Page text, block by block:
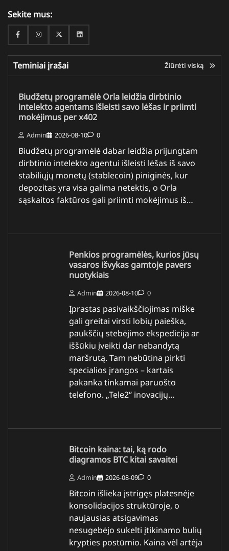
Sekite mus:
FacebookInstagramTwitterLinkedin
Teminiai įrašai Žiūrėti viską
Biudžetų programėlė Orla leidžia dirbtinio
intelekto agentams išleisti savo lėšas ir priimti
mokėjimus per x402
Admin 2026-08-10 0
Biudžetų programėlė dabar leidžia prijungtam
dirbtinio intelekto agentui išleisti lėšas iš savo
stabiliųjų monetų (stablecoin) piniginės, kur
depozitas yra visa galima netektis, o Orla
sąskaitos faktūros gali priimti mokėjimus iš…
Penkios programėlės, kurios jūsų
vasaros išvykas gamtoje pavers
nuotykiais
Admin 2026-08-10 0
Įprastas pasivaikščiojimas miške
gali greitai virsti lobių paieška,
paukščių stebėjimo ekspedicija ar
iššūkiu įveikti dar nebandytą
maršrutą. Tam nebūtina pirkti
specialios įrangos – kartais
pakanka tinkamai paruošto
telefono. „Tele2“ inovacijų…
Bitcoin kaina: tai, ką rodo
diagramos BTC kitai savaitei
Admin 2026-08-09 0
Bitcoin išlieka įstrigęs platesnėje
konsolidacijos struktūroje, o
naujausias atsigavimas
nesugebėjo sukelti įtikinamo bulių
krypties postūmio. Kaina vėl artėja